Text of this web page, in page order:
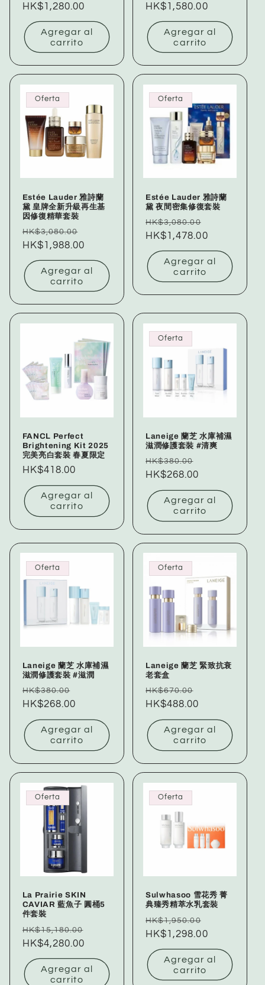
habitual
de
oferta
HK$1,280.00
Agregar al
carrito
habitual
de
oferta
HK$1,580.00
Agregar al
carrito
Oferta
Estée Lauder 雅詩蘭
黛 皇牌全新升級再生基
因修復精華套裝
Precio
habitual
HK$3,080.00
de
oferta
HK$1,988.00
Agregar al
carrito
Oferta
Estée Lauder 雅詩蘭
黛 夜間密集修復套裝
Precio
habitual
HK$3,080.00
de
oferta
HK$1,478.00
Agregar al
carrito
FANCL Perfect
Brightening Kit 2025
完美亮白套裝 春夏限定
Precio
habitual
HK$418.00
Agregar al
carrito
Oferta
Laneige 蘭芝 水庫補濕
滋潤修護套裝 #清爽
Precio
habitual
HK$380.00
oferta
HK$268.00
Agregar al
carrito
Oferta
Laneige 蘭芝 水庫補濕
滋潤修護套裝 #滋潤
Precio
habitual
HK$380.00
oferta
HK$268.00
Agregar al
carrito
Oferta
Laneige 蘭芝 緊致抗衰
老套盒
Precio
habitual
HK$670.00
oferta
HK$488.00
Agregar al
carrito
Oferta
La Prairie SKIN
CAVIAR 藍魚子 圓桶5
件套裝
Precio
habitual
HK$15,180.00
oferta
HK$4,280.00
Agregar al
carrito
Oferta
Sulwhasoo 雪花秀 菁
典臻秀精萃水乳套裝
Precio
habitual
HK$1,950.00
de
oferta
HK$1,298.00
Agregar al
carrito